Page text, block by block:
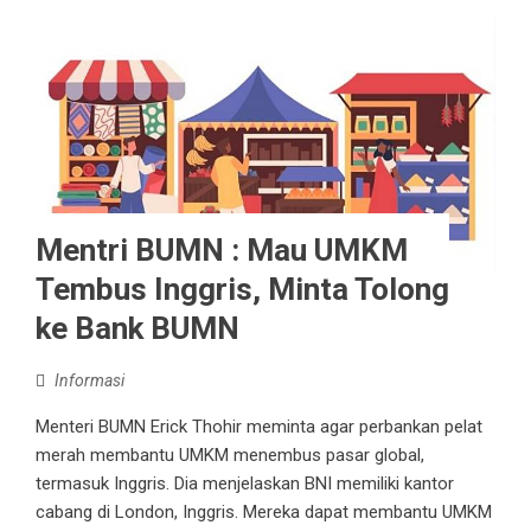
Mentri BUMN : Mau UMKM
Tembus Inggris, Minta Tolong
ke Bank BUMN
Informasi
Menteri BUMN Erick Thohir meminta agar perbankan pelat
merah membantu UMKM menembus pasar global,
termasuk Inggris. Dia menjelaskan BNI memiliki kantor
cabang di London, Inggris. Mereka dapat membantu UMKM